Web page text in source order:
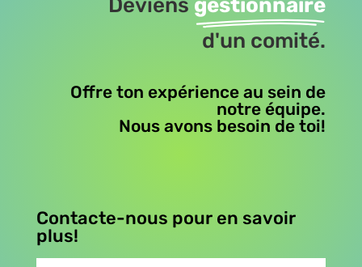
Deviens gestionnaire
d'un comité.
Offre ton expérience au sein de
notre équipe.
Nous avons besoin de toi!
Contacte-nous pour en savoir
plus!